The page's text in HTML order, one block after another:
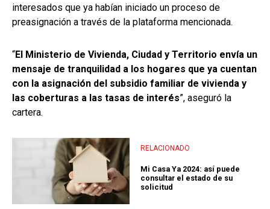
interesados que ya habían iniciado un proceso de
preasignación a través de la plataforma mencionada.
“El Ministerio de Vivienda, Ciudad y Territorio envía un
mensaje de tranquilidad a los hogares que ya cuentan
con la asignación del subsidio familiar de vivienda y
las coberturas a las tasas de interés”, aseguró la
cartera.
RELACIONADO
Mi Casa Ya 2024: así puede
consultar el estado de su
solicitud